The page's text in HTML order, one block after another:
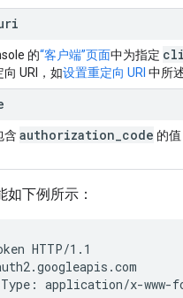
的“客户端”页面中为指定
URI，如设置重定向 URI 中所述
含 authorization code 的值
如下例所示：
HTTP/1.1
application/x-www-